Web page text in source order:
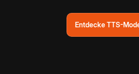
Entdecke TTS-